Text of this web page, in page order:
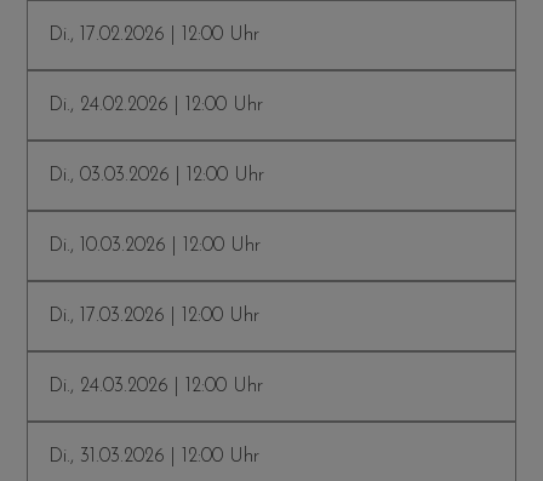
Di., 17.02.2026 | 12:00 Uhr
Di., 24.02.2026 | 12:00 Uhr
Di., 03.03.2026 | 12:00 Uhr
Di., 10.03.2026 | 12:00 Uhr
Di., 17.03.2026 | 12:00 Uhr
Di., 24.03.2026 | 12:00 Uhr
Di., 31.03.2026 | 12:00 Uhr